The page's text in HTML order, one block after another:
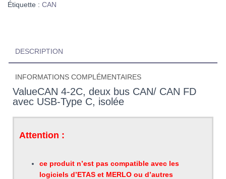
Étiquette : CAN
DESCRIPTION
INFORMATIONS COMPLÉMENTAIRES
ValueCAN 4-2C, deux bus CAN/ CAN FD
avec USB-Type C, isolée
Attention :
ce produit n’est pas compatible avec les
logiciels d’ETAS et MERLO ou d’autres